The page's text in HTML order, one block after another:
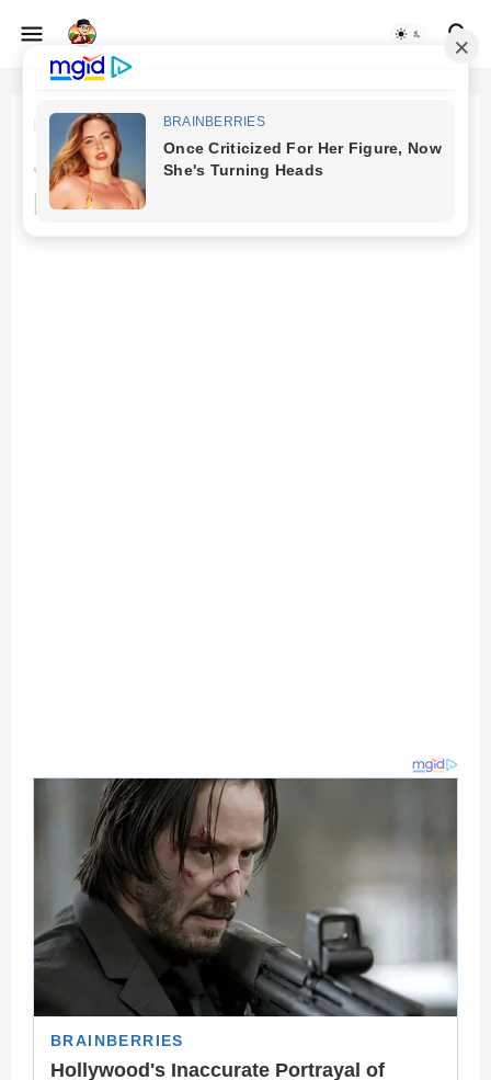
Beranda
Join The December Storyvoice
Read-Aloud Friday Events!